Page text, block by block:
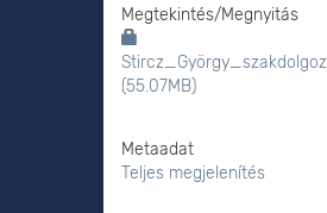
Megtekintés/Megnyitás
(55.07MB)
Metaadat
Teljes megjelenítés